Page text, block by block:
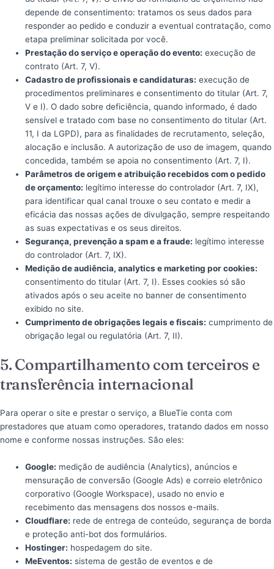
depende de consentimento: tratamos os seus dados para
responder ao pedido e conduzir a eventual contratação, como
etapa preliminar solicitada por você.
Prestação do serviço e operação do evento: execução de
contrato (Art. 7, V).
Cadastro de profissionais e candidaturas: execução de
procedimentos preliminares e consentimento do titular (Art. 7,
V e I). O dado sobre deficiência, quando informado, é dado
sensível e tratado com base no consentimento do titular (Art.
11, I da LGPD), para as finalidades de recrutamento, seleção,
alocação e inclusão. A autorização de uso de imagem, quando
concedida, também se apoia no consentimento (Art. 7, I).
Parâmetros de origem e atribuição recebidos com o pedido
de orçamento: legítimo interesse do controlador (Art. 7, IX),
para identificar qual canal trouxe o seu contato e medir a
eficácia das nossas ações de divulgação, sempre respeitando
as suas expectativas e os seus direitos.
Segurança, prevenção a spam e a fraude: legítimo interesse
do controlador (Art. 7, IX).
Medição de audiência, analytics e marketing por cookies:
consentimento do titular (Art. 7, I). Esses cookies só são
ativados após o seu aceite no banner de consentimento
exibido no site.
Cumprimento de obrigações legais e fiscais: cumprimento de
obrigação legal ou regulatória (Art. 7, II).
5. Compartilhamento com terceiros e
transferência internacional
Para operar o site e prestar o serviço, a BlueTie conta com
prestadores que atuam como operadores, tratando dados em nosso
nome e conforme nossas instruções. São eles:
Google: medição de audiência (Analytics), anúncios e
mensuração de conversão (Google Ads) e correio eletrônico
corporativo (Google Workspace), usado no envio e
recebimento das mensagens dos nossos e-mails.
Cloudflare: rede de entrega de conteúdo, segurança de borda
e proteção anti-bot dos formulários.
Hostinger: hospedagem do site.
MeEventos: sistema de gestão de eventos e de